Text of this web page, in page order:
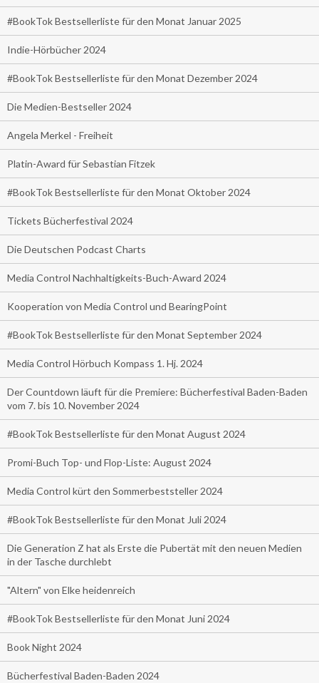
#BookTok Bestsellerliste für den Monat Januar 2025
Indie-Hörbücher 2024
#BookTok Bestsellerliste für den Monat Dezember 2024
Die Medien-Bestseller 2024
Angela Merkel - Freiheit
Platin-Award für Sebastian Fitzek
#BookTok Bestsellerliste für den Monat Oktober 2024
Tickets Bücherfestival 2024
Die Deutschen Podcast Charts
Media Control Nachhaltigkeits-Buch-Award 2024
Kooperation von Media Control und BearingPoint
#BookTok Bestsellerliste für den Monat September 2024
Media Control Hörbuch Kompass 1. Hj. 2024
Der Countdown läuft für die Premiere: Bücherfestival Baden-Baden
vom 7. bis 10. November 2024
#BookTok Bestsellerliste für den Monat August 2024
Promi-Buch Top- und Flop-Liste: August 2024
Media Control kürt den Sommerbeststeller 2024
#BookTok Bestsellerliste für den Monat Juli 2024
Die Generation Z hat als Erste die Pubertät mit den neuen Medien
in der Tasche durchlebt
"Altern" von Elke heidenreich
#BookTok Bestsellerliste für den Monat Juni 2024
Book Night 2024
Bücherfestival Baden-Baden 2024